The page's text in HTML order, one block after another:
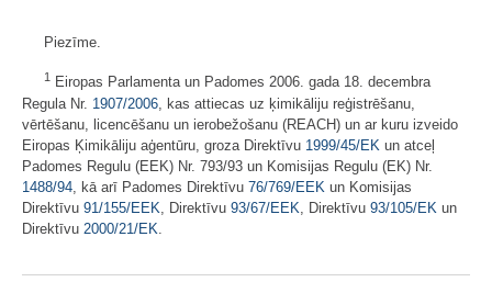
Piezīme.
1
Eiropas Parlamenta un Padomes 2006. gada 18. decembra
Regula Nr. 1907/2006 , kas attiecas uz ķimikāliju reģistrēšanu,
vērtēšanu, licencēšanu un ierobežošanu (REACH) un ar kuru izveido
Eiropas Ķimikāliju aģentūru, groza Direktīvu 1999/45/EK un atceļ
Padomes Regulu (EEK) Nr. 793/93 un Komisijas Regulu (EK) Nr.
1488/94 , kā arī Padomes Direktīvu 76/769/EEK un Komisijas
Direktīvu 91/155/EEK , Direktīvu 93/67/EEK , Direktīvu 93/105/EK un
Direktīvu 2000/21/EK